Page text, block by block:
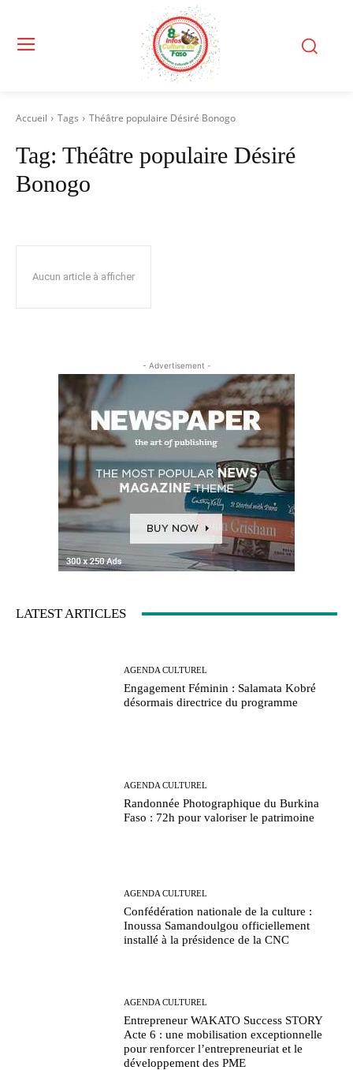
Accueil Tags Théâtre populaire Désiré Bonogo
Tag: Théâtre populaire Désiré
Bonogo
Aucun article à afficher
- Advertisement -
LATEST ARTICLES
AGENDA CULTUREL
Engagement Féminin : Salamata Kobré
désormais directrice du programme
AGENDA CULTUREL
Randonnée Photographique du Burkina
Faso : 72h pour valoriser le patrimoine
AGENDA CULTUREL
Confédération nationale de la culture :
Inoussa Samandoulgou officiellement
installé à la présidence de la CNC
AGENDA CULTUREL
Entrepreneur WAKATO Success STORY
Acte 6 : une mobilisation exceptionnelle
pour renforcer l’entrepreneuriat et le
développement des PME